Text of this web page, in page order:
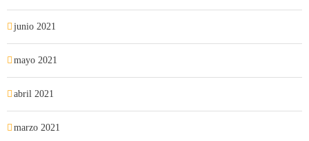
junio 2021
mayo 2021
abril 2021
marzo 2021